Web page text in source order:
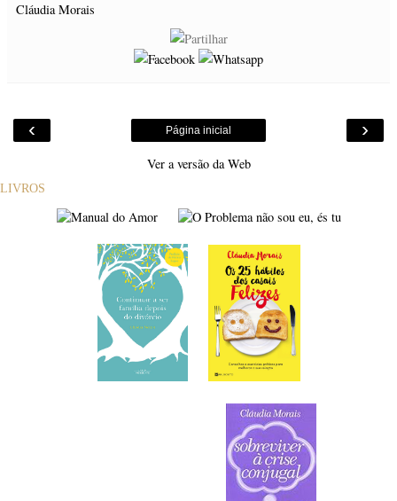
Cláudia Morais
‹ ›
Página inicial
Ver a versão da Web
LIVROS